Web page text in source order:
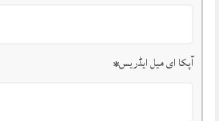
آپکا ای میل ایڈریس*